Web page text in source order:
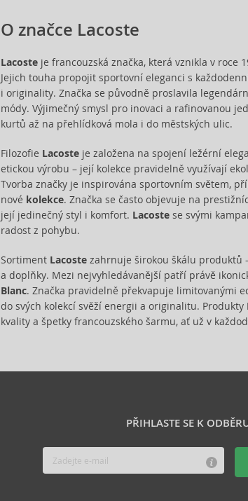
O značce Lacoste
Lacosteje francouzská značka, která vznikla v roce
Jejich touha propojit sportovní eleganci s
i originality. Značka se původně proslavila
módy. Výjimečný smysl pro inovaci a rafinovanou
kurtů až na přehlídková mola i do městských ulic.
Filozofie Lacosteje založena na spojení ležérní
etickou výrobu – její kolekce pravidelně využívají
Tvorba značky je inspirována sportovním světem,
nové kolekce. Značka se často objevuje na
její jedinečný styl i komfort. Lacostese svými
radost z pohybu.
Sortiment Lacostezahrnuje širokou škálu produktů
a doplňky. Mezi nejvyhledávanější patří právě
Blanc. Značka pravidelně překvapuje limitovanými
do svých kolekcí svěží energii a originalitu. Produkty
kvality a špetky francouzského šarmu, ať už v
PŘIHLASTE SE K